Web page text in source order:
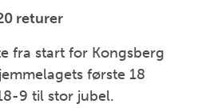
returer
fra start for Kongsberg
første 18
9 til stor jubel.